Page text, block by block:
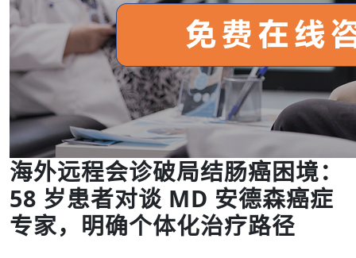
海外远程会诊破局结肠癌困境：
58 岁患者对谈 MD 安德森癌症
专家，明确个体化治疗路径